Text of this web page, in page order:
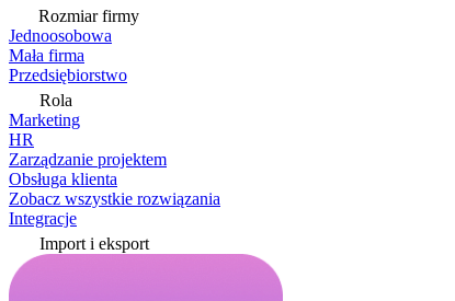
Rozmiar firmy
Jednoosobowa
Mała firma
Przedsiębiorstwo
Rola
Marketing
HR
Zarządzanie projektem
Obsługa klienta
Zobacz wszystkie rozwiązania
Integracje
Import i eksport